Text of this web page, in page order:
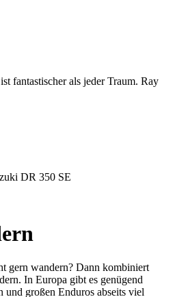
fantastischer als jeder Traum. Ray
gern wandern? Dann kombiniert
In Europa gibt es genügend
großen Enduros abseits viel